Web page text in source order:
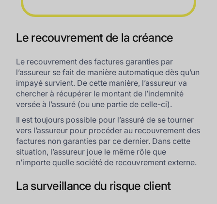
Le recouvrement de la créance
Le recouvrement des factures garanties par
l’assureur se fait de manière automatique dès qu’un
impayé survient. De cette manière, l’assureur va
chercher à récupérer le montant de l’indemnité
versée à l’assuré (ou une partie de celle-ci).
Il est toujours possible pour l’assuré de se tourner
vers l’assureur pour procéder au recouvrement des
factures non garanties par ce dernier. Dans cette
situation, l’assureur joue le même rôle que
n’importe quelle société de recouvrement externe.
La surveillance du risque client